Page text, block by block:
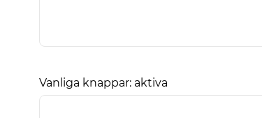
Vanliga knappar: aktiva